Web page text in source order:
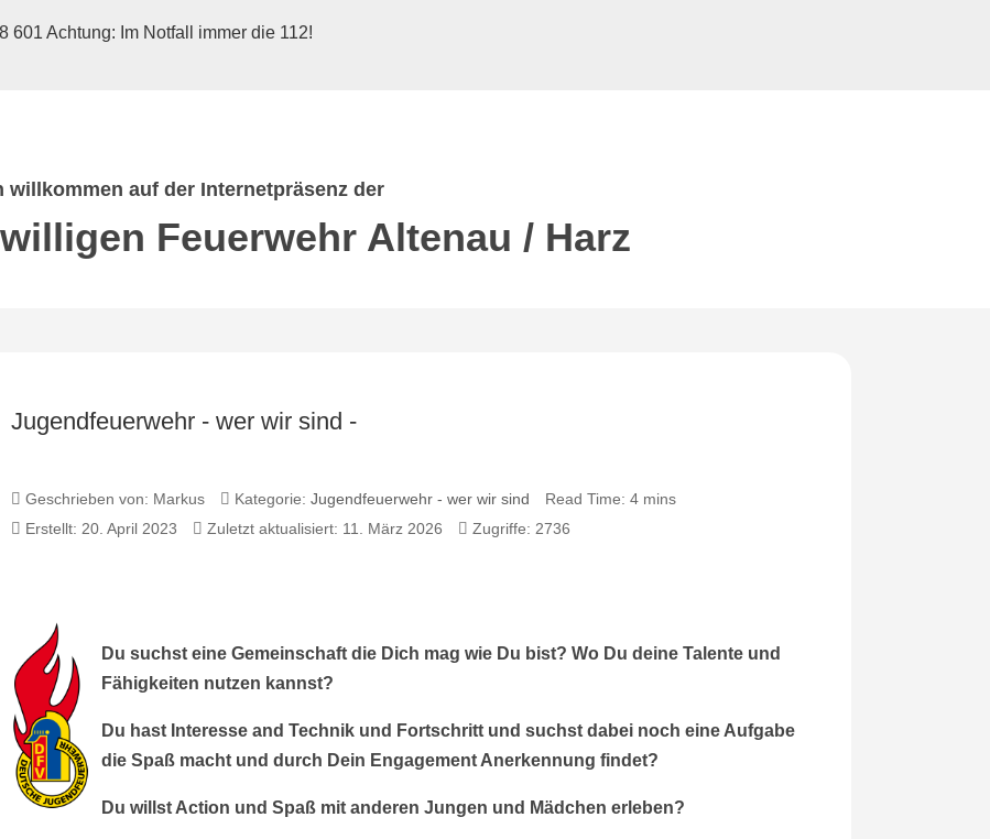
601 Achtung: Im Notfall immer die 112!
willkommen auf der Internetpräsenz der
Feuerwehr Altenau / Harz
Jugendfeuerwehr - wer wir sind -
Geschrieben von: Markus Kategorie: Jugendfeuerwehr - wer wir sind
Read Time: 4 mins
Erstellt: 20. April 2023
Zuletzt aktualisiert: 11. März 2026 Zugriffe: 2736
Du suchst eine Gemeinschaft die Dich mag wie Du bist? Wo Du deine Talente und
Fähigkeiten nutzen kannst?
Du hast Interesse and Technik und Fortschritt und suchst dabei noch eine Aufgabe
die Spaß macht und durch Dein Engagement Anerkennung findet?
Du willst Action und Spaß mit anderen Jungen und Mädchen erleben?